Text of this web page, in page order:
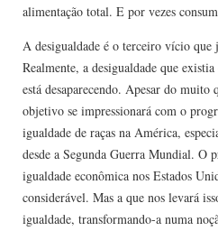
alimentação total. E por vezes
A desigualdade é o terceiro vício que
Realmente, a desigualdade que
está desaparecendo. Apesar do
objetivo se impressionará com o
igualdade de raças na América,
desde a Segunda Guerra Mundial. O
igualdade econômica nos Estados
considerável. Mas a que nos levará
igualdade, transformando-a numa